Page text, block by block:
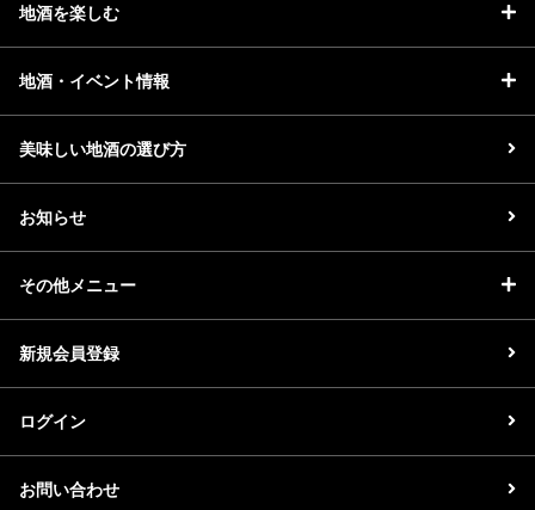
地酒を楽しむ
地酒・イベント情報
美味しい地酒の選び方
お知らせ
その他メニュー
新規会員登録
ログイン
お問い合わせ